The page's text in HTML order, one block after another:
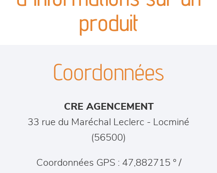
séjours
meubles de complément
chambres et dressing
décoration
produit
Coordonnées
CRE AGENCEMENT
33 rue du Maréchal Leclerc - Locminé
(56500)
Coordonnées GPS : 47,882715 ° /